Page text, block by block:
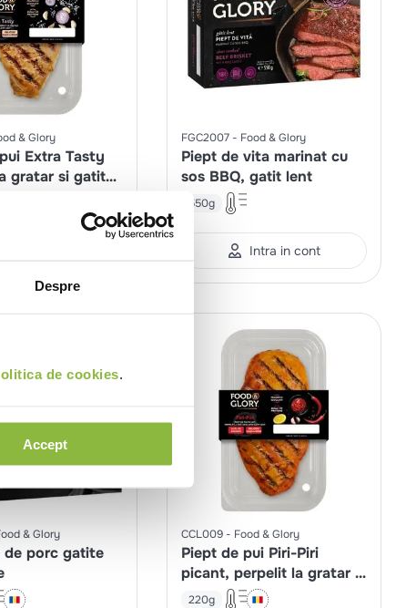
Despre
de cookies.
Accept
& Glory
Extra Tasty
gratar si gatit
FGC2007 Food & Glory
Piept de vita marinat cu
sos BBQ, gatit lent
550g
Intra in cont
& Glory
de porc gatite
CCL009 Food & Glory
Piept de pui Piri-Piri
picant, perpelit la gratar si
gatit lent
220g